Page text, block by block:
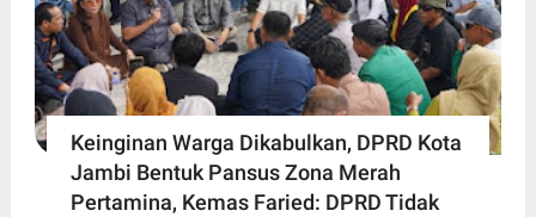
Keinginan Warga Dikabulkan, DPRD Kota
Jambi Bentuk Pansus Zona Merah
Pertamina, Kemas Faried: DPRD Tidak